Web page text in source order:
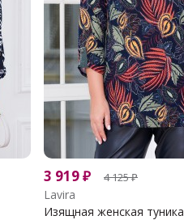
3 919₽ 4 125₽
Lavira
Изящная женская туника